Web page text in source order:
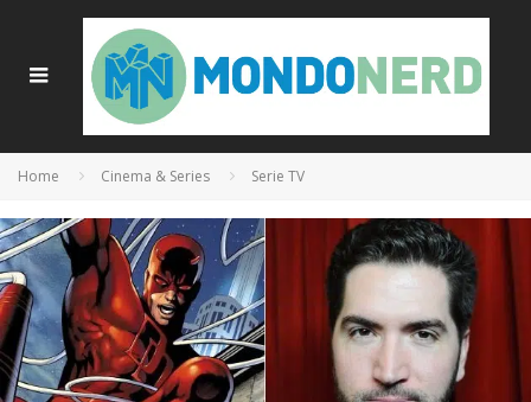
Home Cinema & Series Serie TV